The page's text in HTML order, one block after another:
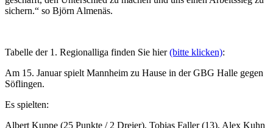
sichern.“ so Björn Almenäs.
Tabelle der 1. Regionalliga finden Sie hier(bitte klicken):
Am 15. Januar spielt Mannheim zu Hause in der GBG Halle gegen
Söflingen.
Es spielten:
Albert Kuppe (25 Punkte / 2 Dreier), Tobias Faller (13), Alex Kuhn